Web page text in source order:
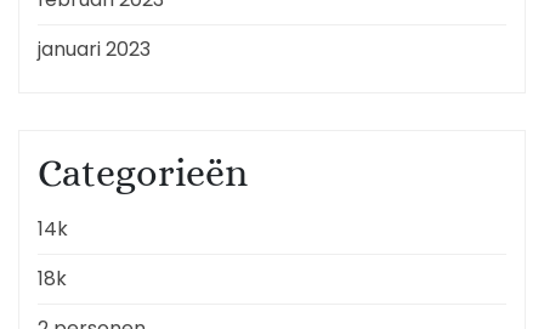
januari 2023
Categorieën
14k
18k